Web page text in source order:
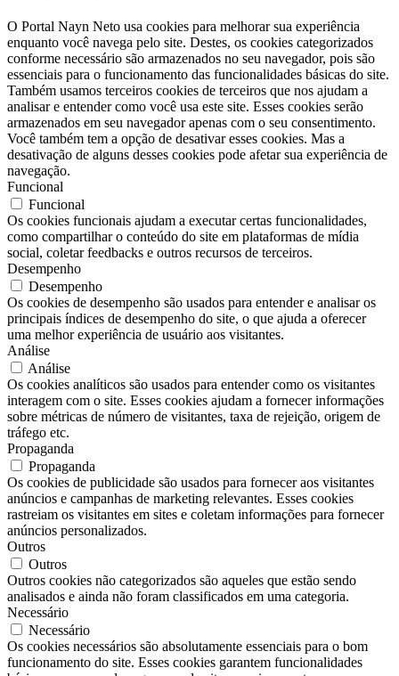
O Portal Nayn Neto usa cookies para melhorar sua experiência
enquanto você navega pelo site. Destes, os cookies categorizados
conforme necessário são armazenados no seu navegador, pois são
essenciais para o funcionamento das funcionalidades básicas do site.
Também usamos terceiros cookies de terceiros que nos ajudam a
analisar e entender como você usa este site. Esses cookies serão
armazenados em seu navegador apenas com o seu consentimento.
Você também tem a opção de desativar esses cookies. Mas a
desativação de alguns desses cookies pode afetar sua experiência de
navegação.
Funcional
Funcional
Os cookies funcionais ajudam a executar certas funcionalidades,
como compartilhar o conteúdo do site em plataformas de mídia
social, coletar feedbacks e outros recursos de terceiros.
Desempenho
Desempenho
Os cookies de desempenho são usados ​​para entender e analisar os
principais índices de desempenho do site, o que ajuda a oferecer
uma melhor experiência de usuário aos visitantes.
Análise
Análise
Os cookies analíticos são usados ​​para entender como os visitantes
interagem com o site. Esses cookies ajudam a fornecer informações
sobre métricas de número de visitantes, taxa de rejeição, origem de
tráfego etc.
Propaganda
Propaganda
Os cookies de publicidade são usados ​​para fornecer aos visitantes
anúncios e campanhas de marketing relevantes. Esses cookies
rastreiam os visitantes em sites e coletam informações para fornecer
anúncios personalizados.
Outros
Outros
Outros cookies não categorizados são aqueles que estão sendo
analisados ​​e ainda não foram classificados em uma categoria.
Necessário
Necessário
Os cookies necessários são absolutamente essenciais para o bom
funcionamento do site. Esses cookies garantem funcionalidades